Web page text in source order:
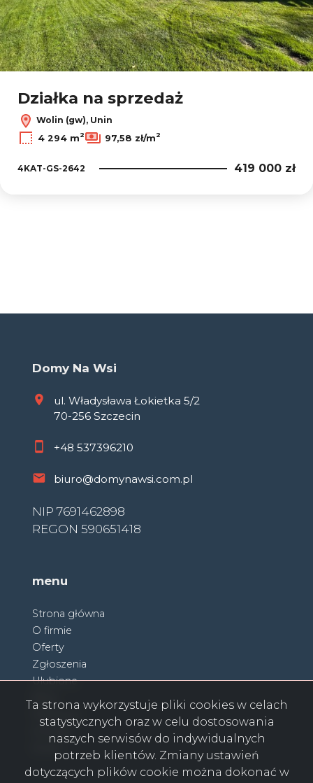
Działka na sprzedaż
Wolin (gw), Unin
4 294 m2 97,58 zł/m2
4KAT-GS-2642 419 000 zł
Domy Na Wsi
ul. Władysława Łokietka 5/2
70-256 Szczecin
+48 537396210
biuro@domynawsi.com.pl
NIP 7691462898
REGON 590651418
menu
Strona główna
O firmie
Oferty
Zgłoszenia
Ulubione
Kontakt
Ta strona wykorzystuje pliki cookies w celach
statystycznych oraz w celu dostosowania
naszych serwisów do indywidualnych
potrzeb klientów. Zmiany ustawień
dotyczących plików cookie można dokonać w